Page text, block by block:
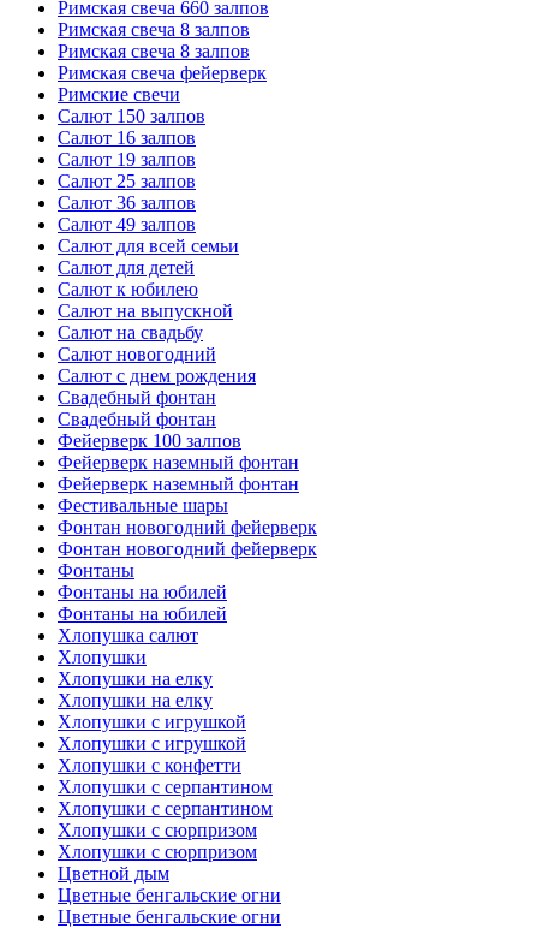
Римская свеча 660 залпов
Римская свеча 8 залпов
Римская свеча 8 залпов
Римская свеча фейерверк
Римские свечи
Салют 150 залпов
Салют 16 залпов
Салют 19 залпов
Салют 25 залпов
Салют 36 залпов
Салют 49 залпов
Салют для всей семьи
Салют для детей
Салют к юбилею
Салют на выпускной
Салют на свадьбу
Салют новогодний
Салют с днем рождения
Свадебный фонтан
Свадебный фонтан
Фейерверк 100 залпов
Фейерверк наземный фонтан
Фейерверк наземный фонтан
Фестивальные шары
Фонтан новогодний фейерверк
Фонтан новогодний фейерверк
Фонтаны
Фонтаны на юбилей
Фонтаны на юбилей
Хлопушка салют
Хлопушки
Хлопушки на елку
Хлопушки на елку
Хлопушки с игрушкой
Хлопушки с игрушкой
Хлопушки с конфетти
Хлопушки с серпантином
Хлопушки с серпантином
Хлопушки с сюрпризом
Хлопушки с сюрпризом
Цветной дым
Цветные бенгальские огни
Цветные бенгальские огни